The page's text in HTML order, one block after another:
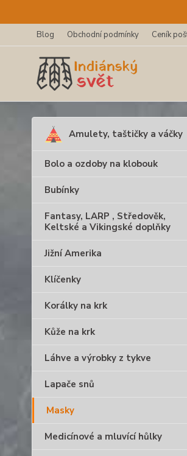
Blog Obchodní podmínky Ceník
Amulety, taštičky a váčky
Bolo a ozdoby na klobouk
Bubínky
Fantasy, LARP , Středověk,
Keltské a Vikingské doplňky
Jižní Amerika
Klíčenky
Korálky na krk
Kůže na krk
Láhve a výrobky z tykve
Lapače snů
Masky
Medicínové a mluvící hůlky